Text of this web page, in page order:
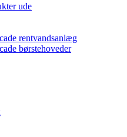
ude
rentvandsanlæg
børstehoveder